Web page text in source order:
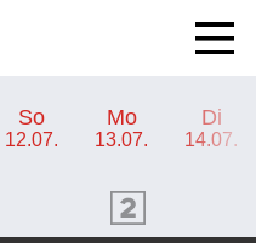
So
12.07.
Mo
13.07.
Di
14.07.
ORF 2 Programm